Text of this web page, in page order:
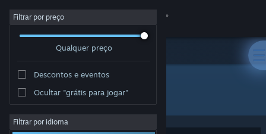
Iniciar sessão
Sobre
Filtrar por preço
Qualquer preço
Descontos e eventos
Ocultar "grátis para jogar"
Filtrar por idioma
Developer: Victoria Werner